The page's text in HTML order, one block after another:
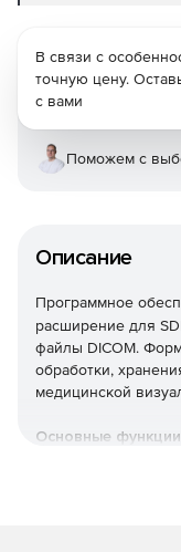
Описание
Программное
расширение для
файлы DICOM.
обработки,
медицинской
Основные функции
В связи с
точную цену.
с вами
Поможем с